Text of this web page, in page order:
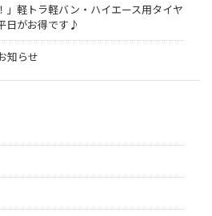
」軽トラ軽バン・ハイエース用タイヤ
日がお得です♪
知らせ